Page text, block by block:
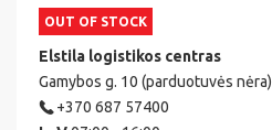
OUT OF STOCK
Elstila logistikos centras
Gamybos g. 10 (parduotuvės nėra)
+370 687 57400